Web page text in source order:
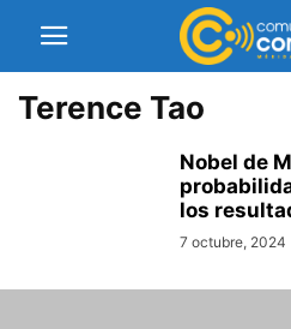
Terence Tao
Nobel de
los
7 octubre, 2024